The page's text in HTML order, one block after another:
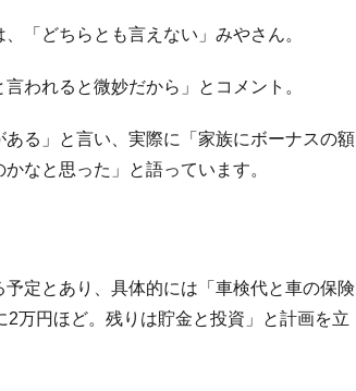
「どちらとも言えない」みやさん。
われると微妙だから」とコメント。
る」と言い、実際に「家族にボーナスの額
なと思った」と語っています。
定とあり、具体的には「車検代と車の保険
万円ほど。残りは貯金と投資」と計画を立